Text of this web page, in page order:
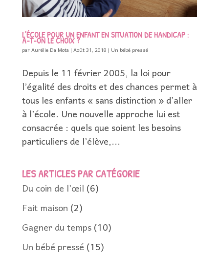
L’ÉCOLE POUR UN ENFANT EN SITUATION DE HANDICAP :
A-T-ON LE CHOIX ?
parAurélie Da Mota|Août 31, 2018 | Un bébé pressé
Depuis le 11 février 2005, la loi pour
l’égalité des droits et des chances permet à
tous les enfants « sans distinction » d’aller
à l’école. Une nouvelle approche lui est
consacrée : quels que soient les besoins
particuliers de l’élève,...
LES ARTICLES PAR CATÉGORIE
Du coin de l’œil(6)
Fait maison(2)
Gagner du temps(10)
Un bébé pressé(15)